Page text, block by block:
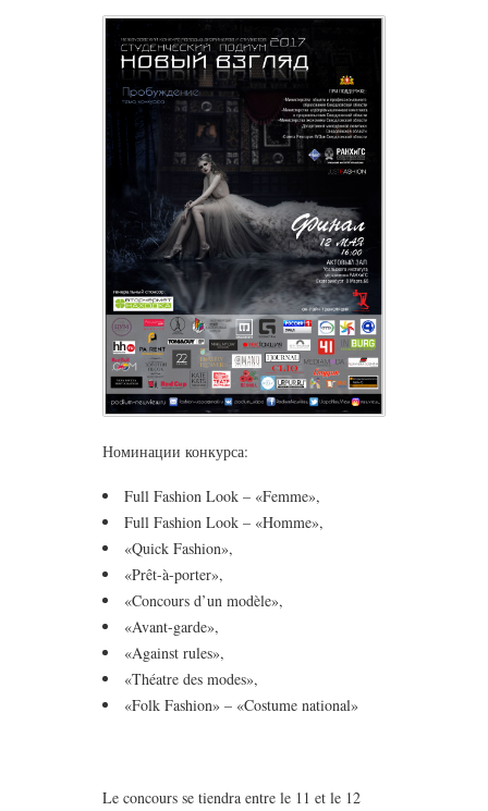
Номинации конкурса:
Full Fashion Look – «Femme»,
Full Fashion Look – «Homme»,
«Quick Fashion»,
«Prêt-à-porter»,
«Concours d’un modèle»,
«Avant-garde»,
«Against rules»,
«Théatre des modes»,
«Folk Fashion» – «Costume national»
Le concours se tiendra entre le 11 et le 12